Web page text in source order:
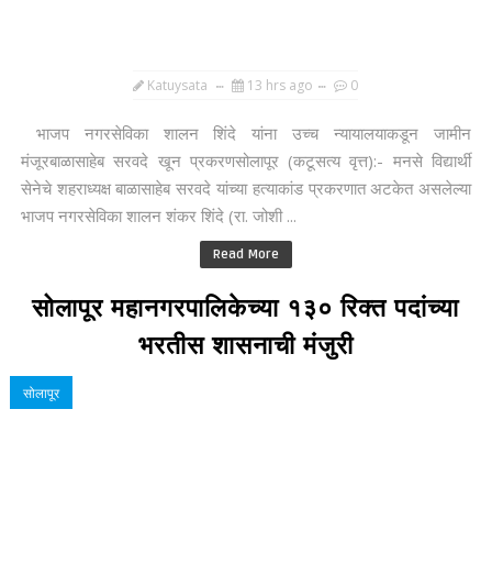
Katuysata 13 hrs ago 0
भाजप नगरसेविका शालन शिंदे यांना उच्च न्यायालयाकडून जामीन
मंजूरबाळासाहेब सरवदे खून प्रकरणसोलापूर (कटूसत्य वृत्त):- मनसे विद्यार्थी
सेनेचे शहराध्यक्ष बाळासाहेब सरवदे यांच्या हत्याकांड प्रकरणात अटकेत असलेल्या
भाजप नगरसेविका शालन शंकर शिंदे (रा. जोशी ...
Read More
सोलापूर महानगरपालिकेच्या १३० रिक्त पदांच्या
भरतीस शासनाची मंजुरी
सोलापूर